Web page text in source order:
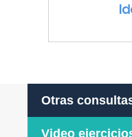
Otras
Video